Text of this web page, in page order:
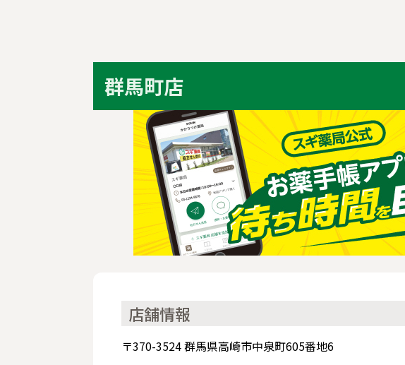
群馬町店
店舗情報
〒370-3524 群馬県高崎市中泉町605番地6